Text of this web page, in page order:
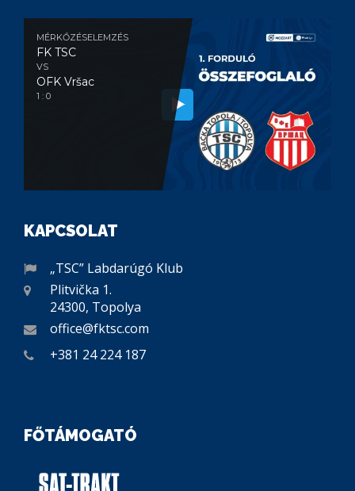
MÉRKŐZÉSELEMZÉS
FK TSC
VS
OFK Vršac
1 : 0
KAPCSOLAT
„TSC” Labdarúgó Klub
Plitvička 1.
24300, Topolya
office@fktsc.com
+381 24 224 187
FŐTÁMOGATÓ